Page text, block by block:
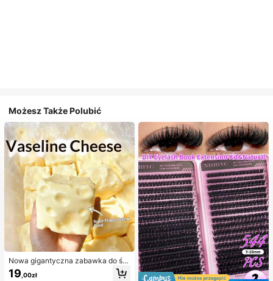
Możesz Także Polubić
Nowa gigantyczna zabawka do ści
skania w kształcie sera z nadzienie
m, kwadratowa piłka serowa do ści
19 ,00zł